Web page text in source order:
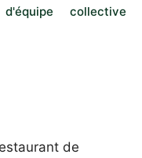
d'équipe
collective
de